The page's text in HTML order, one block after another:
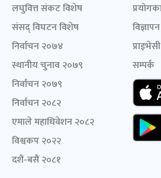
लघुवित्त संकट विशेष
संसद् विघटन विशेष
निर्वाचन २०७४
स्थानीय चुनाव २०७९
निर्वाचन २०७९
निर्वाचन २०८२
एमाले महाधिवेशन २०८२
विश्वकप २०२२
दशैं-बसैं २०८१
विज्ञापन
सम्पर्क